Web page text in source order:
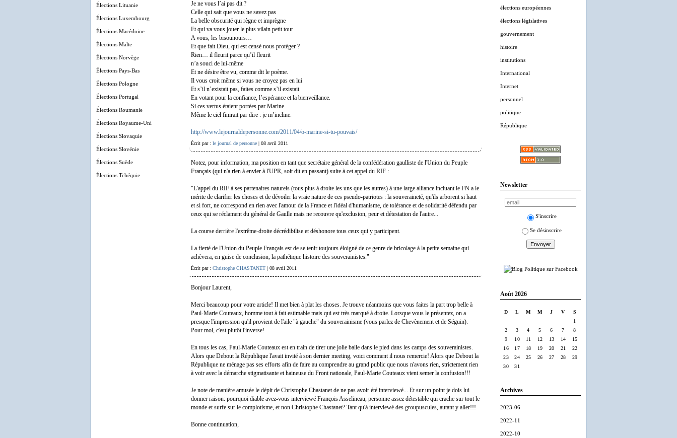
Élections Lituanie
Élections Luxembourg
Élections Macédoine
Élections Malte
Élections Norvège
Élections Pays-Bas
Élections Pologne
Élections Portugal
Élections Roumanie
Élections Royaume-Uni
Élections Slovaquie
Élections Slovénie
Élections Suède
Élections Tchéquie
élections européennes
élections législatives
gouvernement
histoire
institutions
International
Internet
personnel
politique
République
Newsletter
S'inscrire
Se désinscrire
Août 2026
D L M M J V
S
1
2
3 4 5 6 7
8
9
10 11 12 13 14
15
16
17 18 19 20 21
22
23
24 25 26 27 28
29
30
31
Archives
2023-06
2022-11
2022-10
Je ne vous l’ai pas dit ?
Celle qui sait que vous ne savez pas
La belle obscurité qui règne et imprègne
Et qui va vous jouer le plus vilain petit tour
A vous, les bisounours…
Et que fait Dieu, qui est censé nous protéger ?
Rien… il fleurit parce qu’il fleurit
n’a souci de lui-même
Et ne désire être vu, comme dit le poème.
Il vous croit même si vous ne croyez pas en lui
Et s’il n’existait pas, faites comme s’il existait
En votant pour la confiance, l’espérance et la bienveillance.
Si ces vertus étaient portées par Marine
Même le ciel finirait par dire : je m’incline.
http://www.lejournaldepersonne.com/2011/04/o-marine-si-tu-pouvais/
Écrit par : le journal de personne | 08 avril 2011
Notez, pour information, ma position en tant que secrétaire général de la confédération gaulliste de l'Union du Peuple
Français (qui n'a rien à envier à l'UPR, soit dit en passant) suite à cet appel du RIF :
"L'appel du RIF à ses partenaires naturels (tous plus à droite les uns que les autres) à une large alliance incluant le FN a le
mérite de clarifier les choses et de dévoiler la vraie nature de ces pseudo-patriotes : la souveraineté, qu'ils arborent si haut
et si fort, ne correspond en rien avec l'amour de la France et l'idéal d'humanisme, de tolérance et de solidarité défendu par
ceux qui se réclament du général de Gaulle mais ne recouvre qu'exclusion, peur et détestation de l'autre...
La course derrière l'extrême-droite décrédibilise et déshonore tous ceux qui y participent.
La fierté de l'Union du Peuple Français est de se tenir toujours éloigné de ce genre de bricolage à la petite semaine qui
achèvera, en guise de conclusion, la pathétique histoire des souverainistes."
Écrit par : Christophe CHASTANET | 08 avril 2011
Bonjour Laurent,
Merci beaucoup pour votre article! Il met bien à plat les choses. Je trouve néanmoins que vous faites la part trop belle à
Paul-Marie Couteaux, homme tout à fait estimable mais qui est très marqué à droite. Lorsque vous le présentez, on a
presque l'impression qu'il provient de l'aile "à gauche" du souverainisme (vous parlez de Chevènement et de Séguin).
Pour moi, c'est plutôt l'inverse!
En tous les cas, Paul-Marie Couteaux est en train de tirer une jolie balle dans le pied dans les camps des souverainistes.
Alors que Debout la République l'avait invité à son dernier meeting, voici comment il nous remercie! Alors que Debout la
République ne ménage pas ses efforts afin de faire au comprendre au grand public que nous n'avons rien, strictement rien
à voir avec la démarche stigmatisante et haineuse du Front nationale, Paul-Marie Couteaux vient semer la confusion!!!
Je note de manière amusée le dépit de Christophe Chastanet de ne pas avoir été interviewé... Et sur un point je dois lui
donner raison: pourquoi diable avez-vous interviewé François Asselineau, personne assez détestable qui crache sur tout le
monde et surfe sur le complotisme, et non Christophe Chastanet? Tant qu'à interviewé des groupuscules, autant y aller!!!
Bonne continuation,